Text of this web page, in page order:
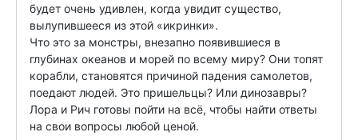
будет очень удивлен, когда увидит существо,
вылупившееся из этой «икринки».
Что это за монстры, внезапно появившиеся в
глубинах океанов и морей по всему миру? Они топят
корабли, становятся причиной падения самолетов,
поедают людей. Это пришельцы? Или динозавры?
Лора и Рич готовы пойти на всё, чтобы найти ответы
на свои вопросы любой ценой.